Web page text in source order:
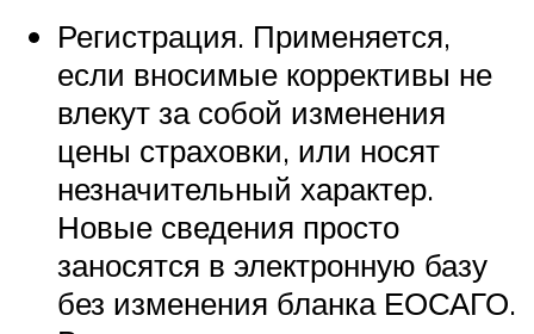
Регистрация. Применяется,
если вносимые коррективы не
влекут за собой изменения
цены страховки, или носят
незначительный характер.
Новые сведения просто
заносятся в электронную базу
без изменения бланка ЕОСАГО.